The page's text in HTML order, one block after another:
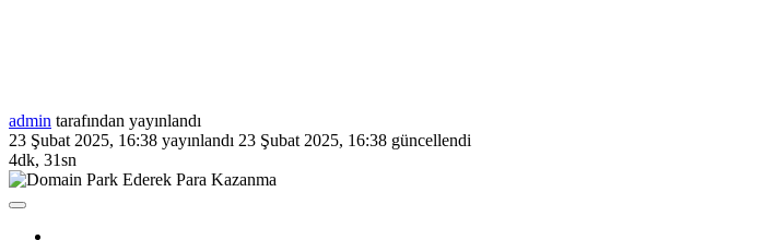
admin tarafından yayınlandı
23 Şubat 2025, 16:38 yayınlandı 23 Şubat 2025, 16:38 güncellendi
4dk, 31sn